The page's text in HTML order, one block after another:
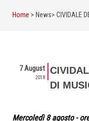
Home > News> CIVIDALE
7 August
2018
DI
Mercoledì 8 agosto -